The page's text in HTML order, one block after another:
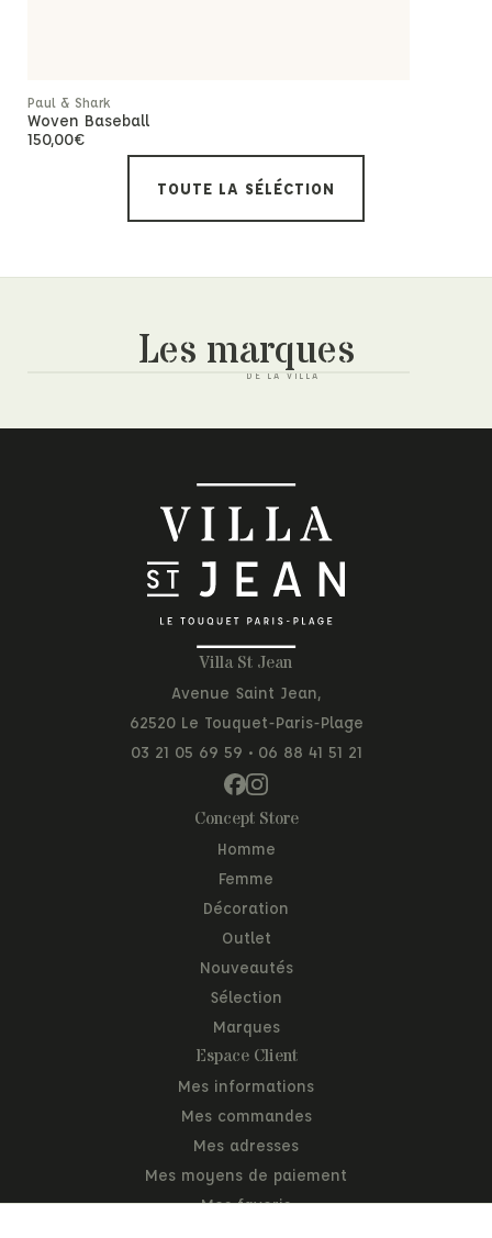
Paul & Shark
Woven Baseball
150,00€
TOUTE LA SÉLÉCTION
Les marques
Villa St Jean
Avenue Saint Jean,
62520 Le Touquet-Paris-Plage
03 21 05 69 59 • 06 88 41 51 21
Concept Store
Homme
Femme
Décoration
Outlet
Nouveautés
Sélection
Marques
Espace Client
Mes informations
Mes commandes
Mes adresses
Mes moyens de paiement
Mes favoris